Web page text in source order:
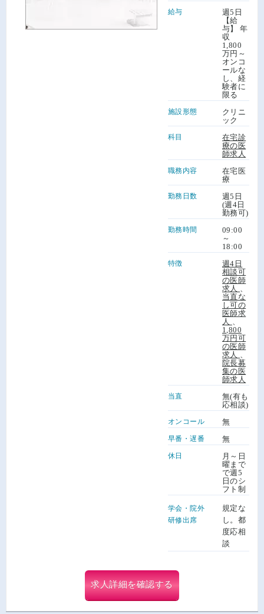
給与
週5日
【給
与】 年
収
1,800
万円～
オンコ
ールな
し、経
験者に
限る
施設形態
クリニ
ック
科目
在宅診
療の医
師求人
職務内容
在宅医
療
勤務日数
週5日
(週4日
勤務可)
勤務時間
09:00
～
18:00
特徴
週4日
相談可
の医師
求人
当直な
し可の
医師求
人
1,800
万円可
の医師
求人
院長募
集の医
師求人
当直
無(有も
応相談)
オンコール 無
早番・遅番 無
休日
月～日
曜まで
で週5
日のシ
フト制
学会・院外
研修出席
規定な
し。都
度応相
談
求人詳細を確認する